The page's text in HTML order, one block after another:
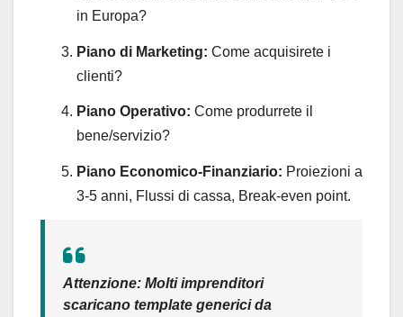
in Europa?
Piano di Marketing: Come acquisirete i
clienti?
Piano Operativo: Come produrrete il
bene/servizio?
Piano Economico-Finanziario: Proiezioni a
3-5 anni, Flussi di cassa, Break-even point.
Attenzione: Molti imprenditori
scaricano template generici da